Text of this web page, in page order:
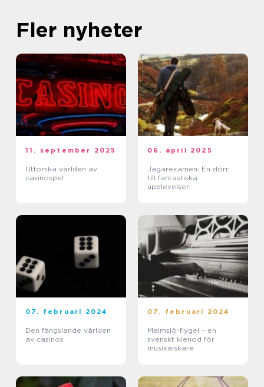
Fler nyheter
11. september 2025
Utforska världen av
casinospel
06. april 2025
Jägarexamen: En dörr
till fantastiska
upplevelser
07. februari 2024
Den fängslande världen
av casinos
07. februari 2024
Malmsjö-flygel – en
svenskt klenod för
musikälskare